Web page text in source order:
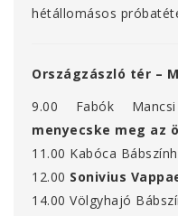
hétállomásos
Országzászló tér –
9.00 Fabók Mancsi
menyecske meg az
11.00 Kabóca
12.00 Sonivius
14.00 Völgyhajó